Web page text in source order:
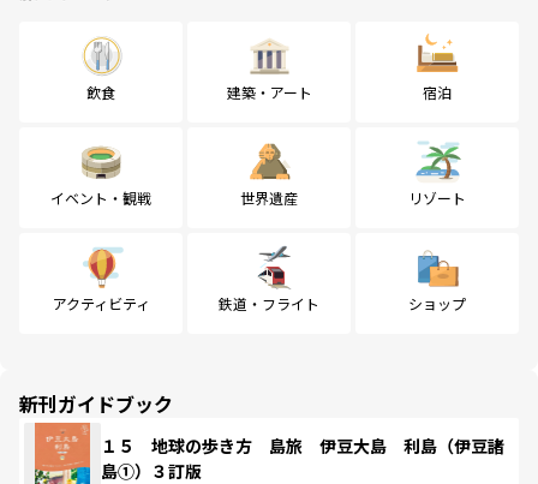
飲食 建築・アート 宿泊
イベント・観戦 世界遺産 リゾート
アクティビティ 鉄道・フライト ショップ
新刊ガイドブック
１５ 地球の歩き方 島旅 伊豆大島 利島（伊豆諸
島①）３訂版